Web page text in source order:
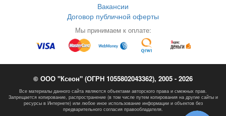
Вакансии
Договор публичной оферты
Мы принимаем к оплате:
© ООО "Ксеон" (ОГРН 1055802043362), 2005 - 2026
Все материалы данного сайта являются объектами авторского права и смежных прав.
Запрещается копирование, распространение (в том числе путем копирования на другие сайты и
ресурсы в Интернете) или любое иное использование информации и объектов без
предварительного согласия правообладателя.